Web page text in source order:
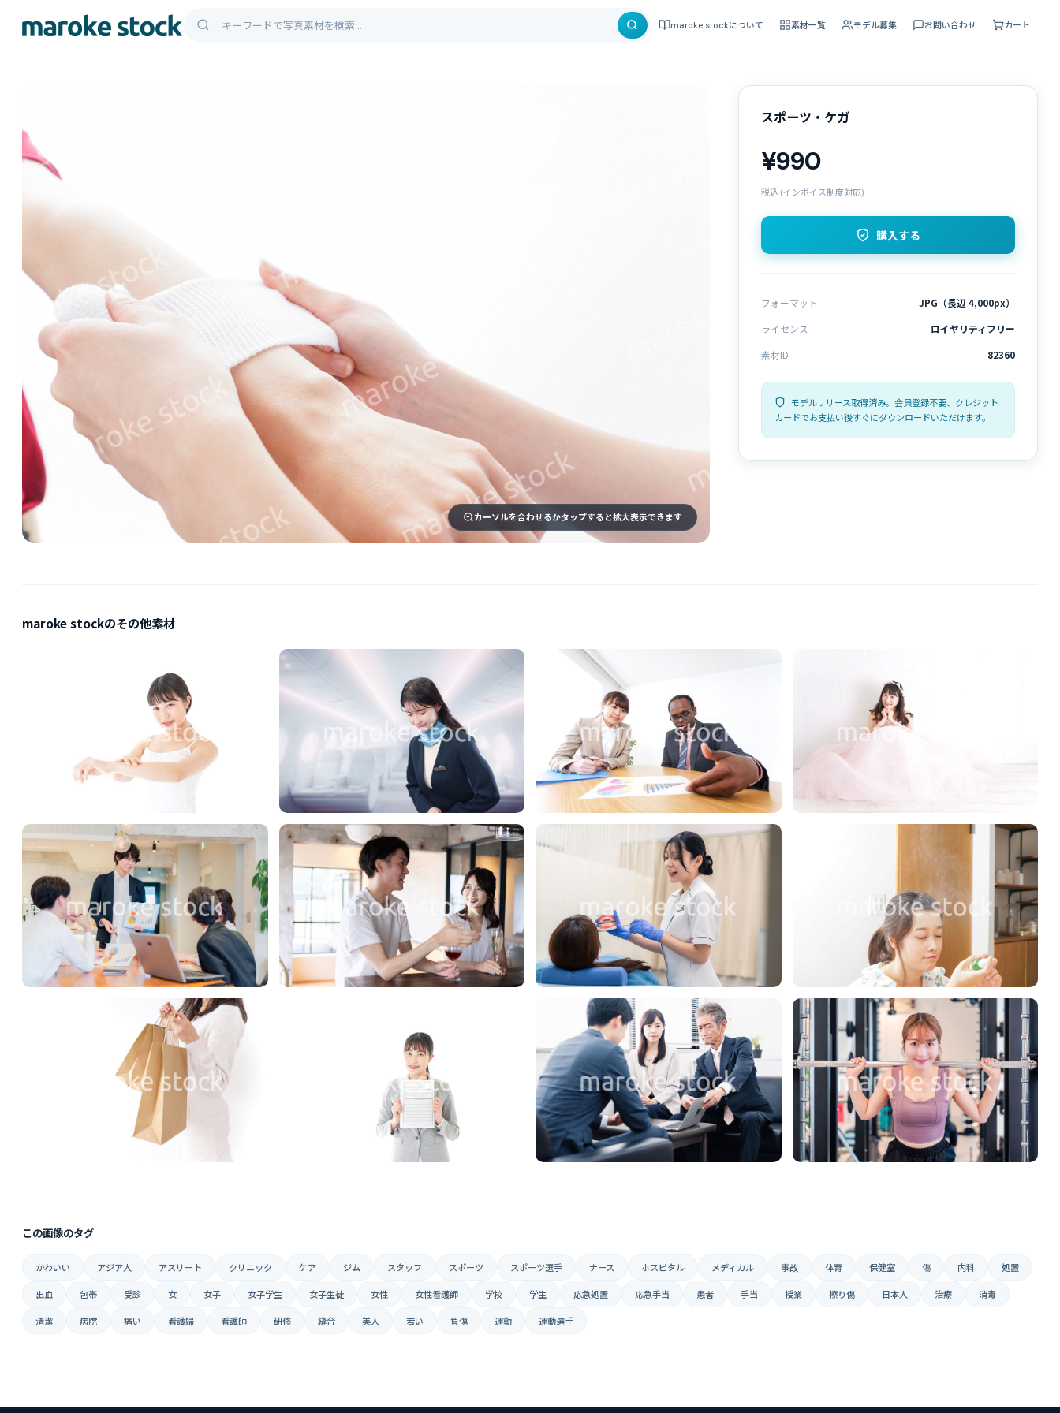
maroke stockについて 素材一覧 モデル募集 お問い合わせ カート
カーソルを合わせるかタップすると拡大表示できます
スポーツ・ケガ
¥990
税込 (インボイス制度対応)
購入する
フォーマット
JPG（長辺 4,000px）
ライセンス
ロイヤリティフリー
素材ID
82360
モデルリリース取得済み。会員登録不要、クレジット
カードでお支払い後すぐにダウンロードいただけます。
maroke stockのその他素材
この画像のタグ
かわいい アジア人 アスリート クリニック ケア ジム スタッフ スポーツ スポーツ選手 ナース ホスピタル メディカル 事故 体育 保健室 傷 内科 処置
出血 包帯 受診 女 女子 女子学生 女子生徒 女性 女性看護師 学校 学生 応急処置 応急手当 患者 手当 授業 擦り傷 日本人 治療 消毒
清潔 病院 痛い 看護婦 看護師 研修 縫合 美人 若い 負傷 運動 運動選手